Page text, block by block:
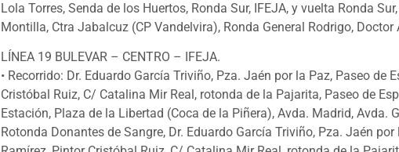
Lola Torres, Senda de los Huertos, Ronda Sur, IFEJA, y vuelta Ronda
Montilla, Ctra Jabalcuz (CP Vandelvira), Ronda General Rodrigo,
LÍNEA 19 BULEVAR – CENTRO – IFEJA.
• Recorrido: Dr. Eduardo García Triviño, Pza. Jaén por la Paz, Paseo de
Cristóbal Ruiz, C/ Catalina Mir Real, rotonda de la Pajarita, Paseo de
Estación, Plaza de la Libertad (Coca de la Piñera), Avda. Madrid, Avda.
Rotonda Donantes de Sangre, Dr. Eduardo García Triviño, Pza. Jaén